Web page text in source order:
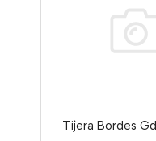
Tijera Bordes